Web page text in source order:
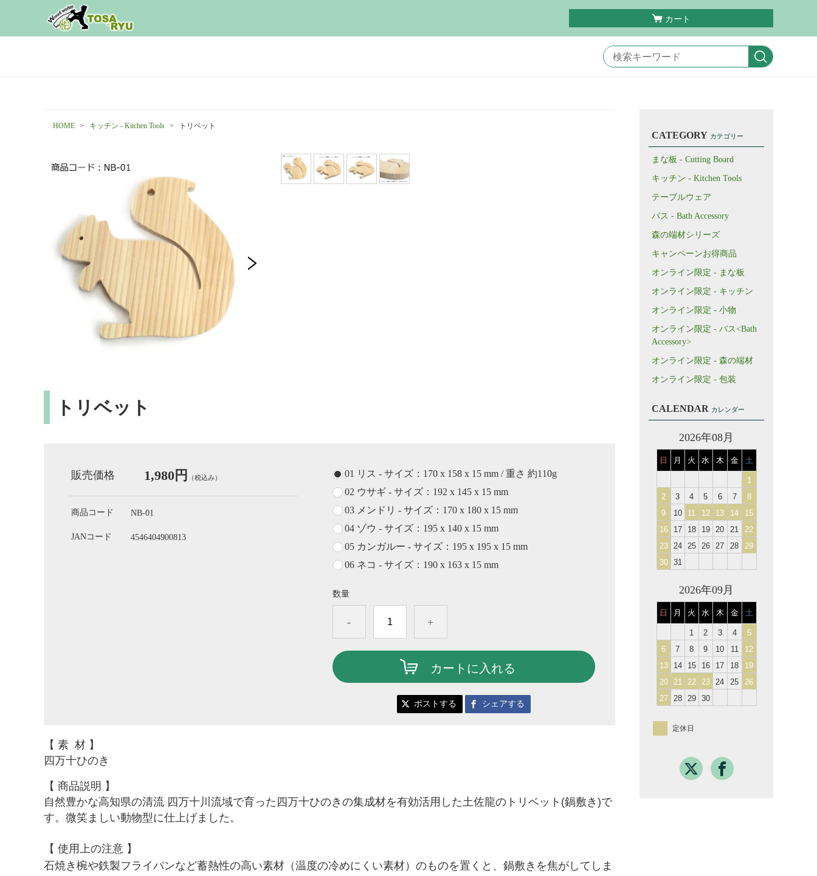
カート
HOME キッチン - Kitchen Tools トリベット
トリベット
販売価格 1,980円 （税込み）
商品コード NB-01
JANコード 4546404900813
01 リス - サイズ：170 x 158 x 15 mm / 重さ 約110g
02 ウサギ - サイズ：192 x 145 x 15 mm
03 メンドリ - サイズ：170 x 180 x 15 mm
04 ゾウ - サイズ：195 x 140 x 15 mm
05 カンガルー - サイズ：195 x 195 x 15 mm
06 ネコ - サイズ：190 x 163 x 15 mm
数量
- +
カートに入れる
ポストする シェアする
【 素 材 】
四万十ひのき
【 商品説明 】
自然豊かな高知県の清流 四万十川流域で育った四万十ひのきの集成材を有効活用した土佐龍のトリベット(鍋敷き)で
す。微笑ましい動物型に仕上げました。
【 使用上の注意 】
石焼き椀や鉄製フライパンなど蓄熱性の高い素材（温度の冷めにく い素材）のものを置くと、鍋敷きを焦がしてしま
CATEGORY カテゴリー
まな板 - Cutting Board
キッチン - Kitchen Tools
テーブルウェア
バス - Bath Accessory
森の端材シリーズ
キャンペーンお得商品
オンライン限定 - まな板
オンライン限定 - キッチン
オンライン限定 - 小物
オンライン限定 - バス<Bath
Accessory>
オンライン限定 - 森の端材
オンライン限定 - 包装
CALENDAR カレンダー
2026年08月
日 月 火 水 木 金 土
1
2
3 4 5 6 7
8
9
10 11 12 13 14
15
16
17 18 19 20 21
22
23
24 25 26 27 28
29
30
31
2026年09月
日 月 火 水 木 金 土
1 2 3 4
5
6
7 8 9 10 11
12
13
14 15 16 17 18
19
20
21 22 23 24 25
26
27
28 29 30
定休日